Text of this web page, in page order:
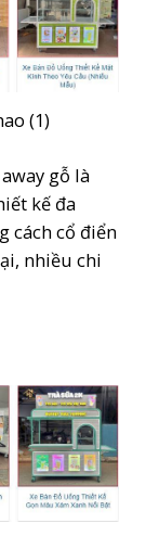
(1)
gỗ là
kế đa
cách cổ điển
nhiều chi